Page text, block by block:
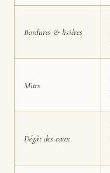
Bordures & lisières
Mites
Dégât des eaux